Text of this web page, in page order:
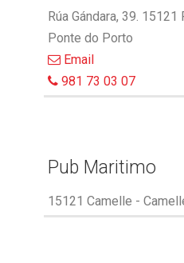
Rúa Gándara, 39.
Ponte do Porto
Email
981 73 03 07
Pub Maritimo
15121 Camelle -